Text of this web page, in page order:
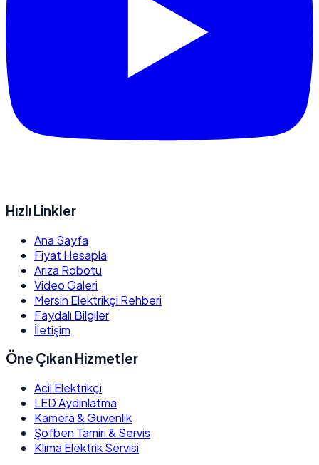
Hızlı Linkler
Ana Sayfa
Fiyat Hesapla
Arıza Robotu
Video Galeri
Mersin Elektrikçi Rehberi
Faydalı Bilgiler
İletişim
Öne Çıkan Hizmetler
Acil Elektrikçi
LED Aydınlatma
Kamera & Güvenlik
Şofben Tamiri & Servis
Klima Elektrik Servisi